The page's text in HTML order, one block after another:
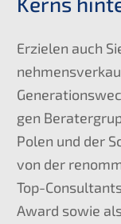
Erzie­len auch
gen
Polen und der
von der
Top-
Award sowie